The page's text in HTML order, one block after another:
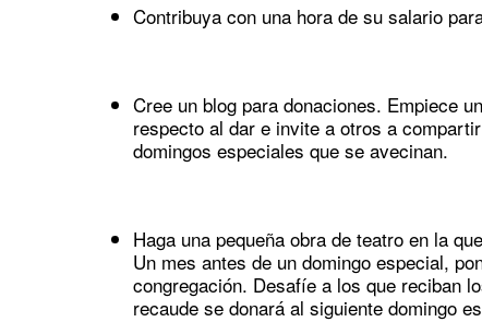
Contribuya con una hora de su salario
Cree un blog para donaciones. Empiece
respecto al dar e invite a otros a
domingos especiales que se avecinan.
Haga una pequeña obra de teatro en la
Un mes antes de un domingo especial,
congregación. Desafíe a los que reciban
recaude se donará al siguiente domingo